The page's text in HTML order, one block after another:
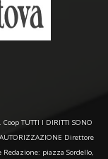
TUTTI I DIRITTI SONO
AUTORIZZAZIONE Direttore
piazza Sordello,